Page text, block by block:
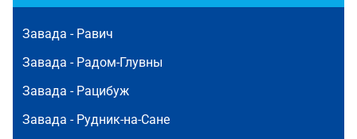
Завада - Равич
Завада - Радом-Глувны
Завада - Рацибуж
Завада - Рудник-на-Сане